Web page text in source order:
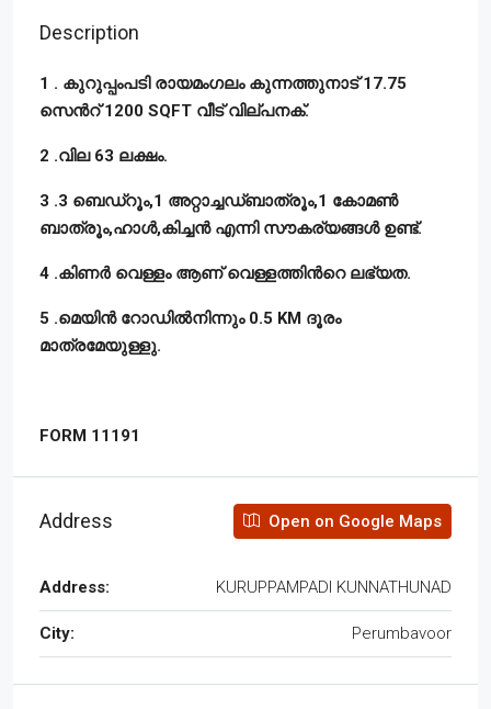
Description
1 . കുറുപ്പംപടി രായമംഗലം കുന്നത്തുനാട് 17.75
സെൻറ് 1200 SQFT വീട് വില്പനക്.
2 .വില 63 ലക്ഷം.
3 .3 ബെഡ്‌റൂം,1 അറ്റാച്ചഡ്ബാത്രൂം,1 കോമൺ
ബാത്രൂം,ഹാൾ,കിച്ചൻ എന്നി സൗകര്യങ്ങൾ ഉണ്ട്.
4 .കിണർ വെള്ളം ആണ് വെള്ളത്തിൻറെ ലഭ്യത.
5 .മെയിൻ റോഡിൽനിന്നും 0.5 KM ദൂരം
മാത്രമേയുള്ളു.
FORM 11191
Address Open on Google Maps
Address: KURUPPAMPADI KUNNATHUNAD
City: Perumbavoor